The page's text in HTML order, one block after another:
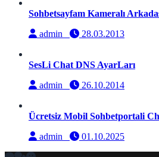
Sohbetsayfam Kameralı
admin
28.03.2013
SesLi Chat DNS AyarLarı
admin
26.10.2014
Ücretsiz Mobil Sohbetportali
admin
01.10.2025